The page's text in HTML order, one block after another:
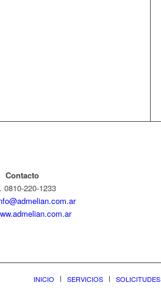
Contacto
0810-220-1233
INICIO SERVICIOS SOLICITUDES